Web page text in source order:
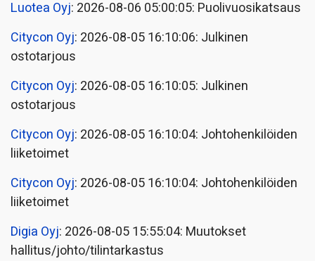
Luotea Oyj: 2026-08-06 05:00:05: Puolivuosikatsaus
Citycon Oyj: 2026-08-05 16:10:06: Julkinen
ostotarjous
Citycon Oyj: 2026-08-05 16:10:05: Julkinen
ostotarjous
Citycon Oyj: 2026-08-05 16:10:04: Johtohenkilöiden
liiketoimet
Citycon Oyj: 2026-08-05 16:10:04: Johtohenkilöiden
liiketoimet
Digia Oyj: 2026-08-05 15:55:04: Muutokset
hallitus/johto/tilintarkastus